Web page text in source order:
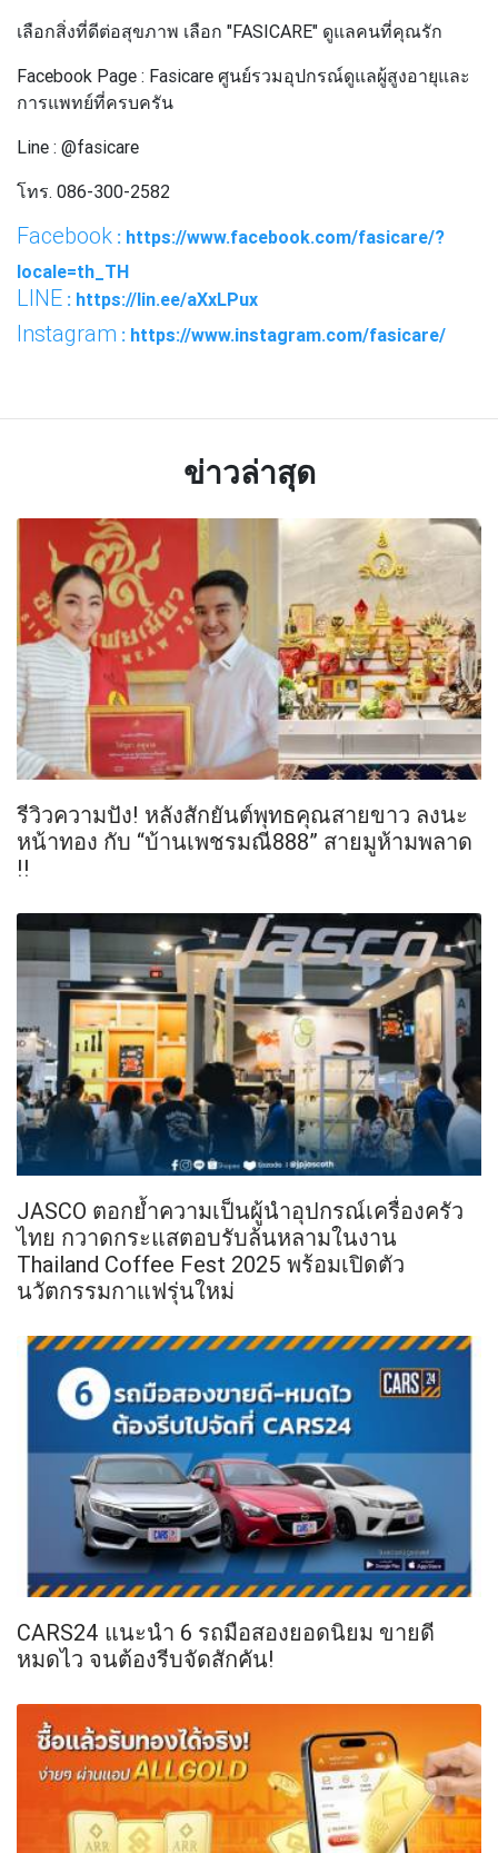
เลือกสิ่งที่ดีต่อสุขภาพ เลือก "FASICARE" ดูแลคนที่คุณรัก
Facebook Page : Fasicare ศูนย์รวมอุปกรณ์ดูแลผู้สูงอายุและ
การแพทย์ที่ครบครัน
Line : @fasicare
โทร. 086-300-2582
Facebook : https://www.facebook.com/fasicare/?
locale=th_TH
LINE : https://lin.ee/aXxLPux
Instagram : https://www.instagram.com/fasicare/
ข่าวล่าสุด
รีวิวความปัง! หลังสักยันต์พุทธคุณสายขาว ลงนะ
หน้าทอง กับ “บ้านเพชรมณี888” สายมูห้ามพลาด
!!
JASCO ตอกย้ำความเป็นผู้นำอุปกรณ์เครื่องครัว
ไทย กวาดกระแสตอบรับล้นหลามในงาน
Thailand Coffee Fest 2025 พร้อมเปิดตัว
นวัตกรรมกาแฟรุ่นใหม่
CARS24 แนะนำ 6 รถมือสองยอดนิยม ขายดี
หมดไว จนต้องรีบจัดสักคัน!